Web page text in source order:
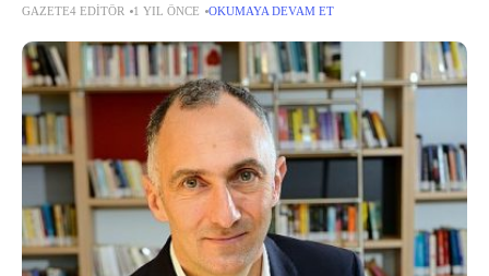
aynı kaldı.
GAZETE4 EDITÖR 1 YIL ÖNCE OKUMAYA DEVAM ET